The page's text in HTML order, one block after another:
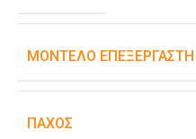
ΜΟΝΤΈΛΟ ΕΠΕΞΕΡΓΑΣΤΉ
ΠΆΧΟΣ